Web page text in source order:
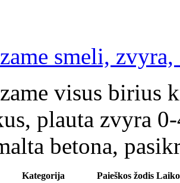
smeli,
visus birius
plauta zvyra
betona,
Kategorija Paieškos žodis